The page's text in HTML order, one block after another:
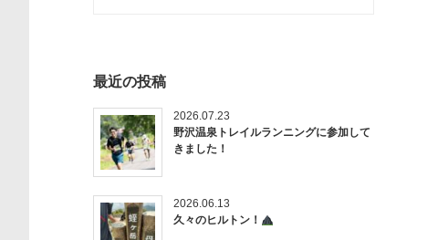
最近の投稿
2026.07.23
野沢温泉トレイルランニングに参加して
きました！
2026.06.13
久々のヒルトン！